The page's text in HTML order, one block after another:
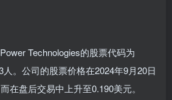
Technologies的股票代码为
。公司的股票价格在2024年9月20日
在盘后交易中上升至0.190美元。